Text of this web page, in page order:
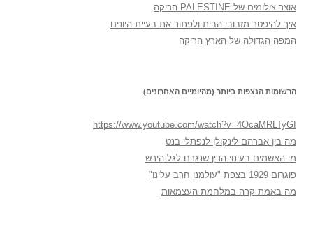
אוצר צילומים של PALESTINE הריקה
איך להיפטר מזבובי הבית ולפתור את בעיית היונים
המפה הגדולה של הארץ הריקה
הרשומות הנצפות ביותר (מהיומיים האחרונים)
https://www.youtube.com/watch?v=4OcaMRLTyGI
מה בין אברהם לינקולן לנפתלי בנט
מי האשמים בעינוי הדין שנגרם לגל הירש
פוגרום 1929 בצפת "עולמנו חרב עלינו"
מה באמת קרה במלחמת העצמאות